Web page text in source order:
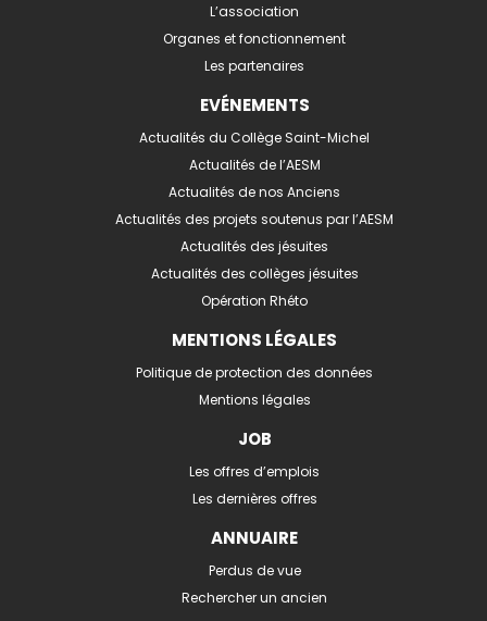
L’association
Organes et fonctionnement
Les partenaires
EVÉNEMENTS
Actualités du Collège Saint-Michel
Actualités de l’AESM
Actualités de nos Anciens
Actualités des projets soutenus par l’AESM
Actualités des jésuites
Actualités des collèges jésuites
Opération Rhéto
MENTIONS LÉGALES
Politique de protection des données
Mentions légales
JOB
Les offres d’emplois
Les dernières offres
ANNUAIRE
Perdus de vue
Rechercher un ancien